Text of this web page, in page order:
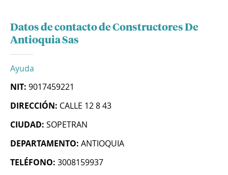
Datos de contacto de Constructores De
Antioquia Sas
Ayuda
NIT: 9017459221
DIRECCIÓN: CALLE 12 8 43
CIUDAD: SOPETRAN
DEPARTAMENTO: ANTIOQUIA
TELÉFONO: 3008159937